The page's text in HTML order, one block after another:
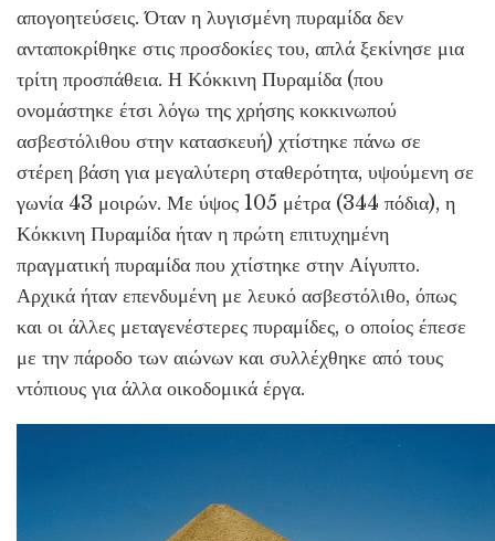
απογοητεύσεις. Όταν η λυγισμένη πυραμίδα δεν
ανταποκρίθηκε στις προσδοκίες του, απλά ξεκίνησε μια
τρίτη προσπάθεια. Η Κόκκινη Πυραμίδα (που
ονομάστηκε έτσι λόγω της χρήσης κοκκινωπού
ασβεστόλιθου στην κατασκευή) χτίστηκε πάνω σε
στέρεη βάση για μεγαλύτερη σταθερότητα, υψούμενη σε
γωνία 43 μοιρών. Με ύψος 105 μέτρα (344 πόδια), η
Κόκκινη Πυραμίδα ήταν η πρώτη επιτυχημένη
πραγματική πυραμίδα που χτίστηκε στην Αίγυπτο.
Αρχικά ήταν επενδυμένη με λευκό ασβεστόλιθο, όπως
και οι άλλες μεταγενέστερες πυραμίδες, ο οποίος έπεσε
με την πάροδο των αιώνων και συλλέχθηκε από τους
ντόπιους για άλλα οικοδομικά έργα.